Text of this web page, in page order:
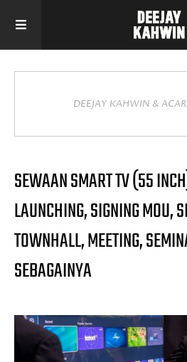
DEEJAY KAHWIN &
SEWAAN SMART TV (55
LAUNCHING, SIGNING MOU,
TOWNHALL, MEETING,
SEBAGAINYA